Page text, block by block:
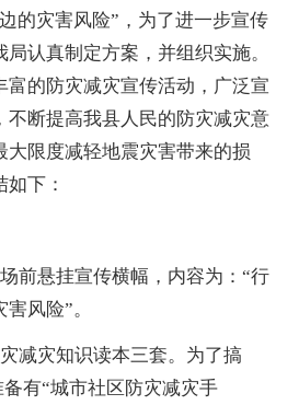
的灾害风险”，为了进一步宣传
认真制定方案，并组织实施。
富的防灾减灾宣传活动，广泛宣
不断提高我县人民的防灾减灾意
大限度减轻地震灾害带来的损
下：
悬挂宣传横幅，内容为：“行
风险”。
灾知识读本三套。为了搞
有“城市社区防灾减灾手